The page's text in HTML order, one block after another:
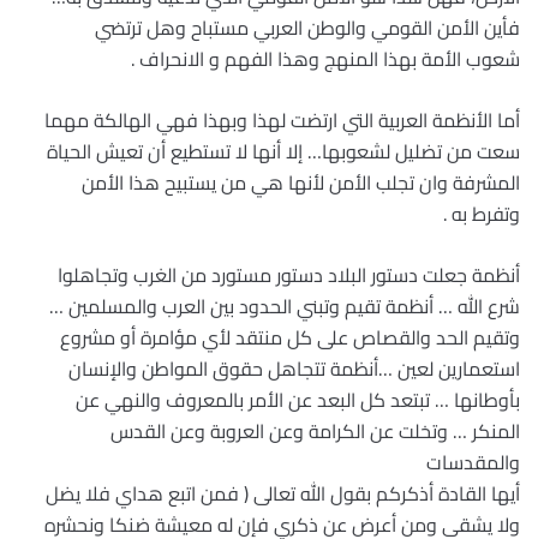
فأين الأمن القومي والوطن العربي مستباح وهل ترتضي
شعوب الأمة بهذا المنهج وهذا الفهم و الانحراف .
أما الأنظمة العربية التي ارتضت لهذا وبهذا فهي الهالكة مهما
سعت من تضليل لشعوبها… إلا أنها لا تستطيع أن تعيش الحياة
المشرفة وان تجلب الأمن لأنها هي من يستبيح هذا الأمن
وتفرط به .
أنظمة جعلت دستور البلاد دستور مستورد من الغرب وتجاهلوا
شرع الله … أنظمة تقيم وتبني الحدود بين العرب والمسلمين …
وتقيم الحد والقصاص على كل منتقد لأي مؤامرة أو مشروع
استعمارين لعين …أنظمة تتجاهل حقوق المواطن والإنسان
بأوطانها … تبتعد كل البعد عن الأمر بالمعروف والنهي عن
المنكر … وتخلت عن الكرامة وعن العروبة وعن القدس
والمقدسات
أيها القادة أذكركم بقول الله تعالى ( فمن اتبع هداي فلا يضل
ولا يشقى ومن أعرض عن ذكري فإن له معيشة ضنكا ونحشره